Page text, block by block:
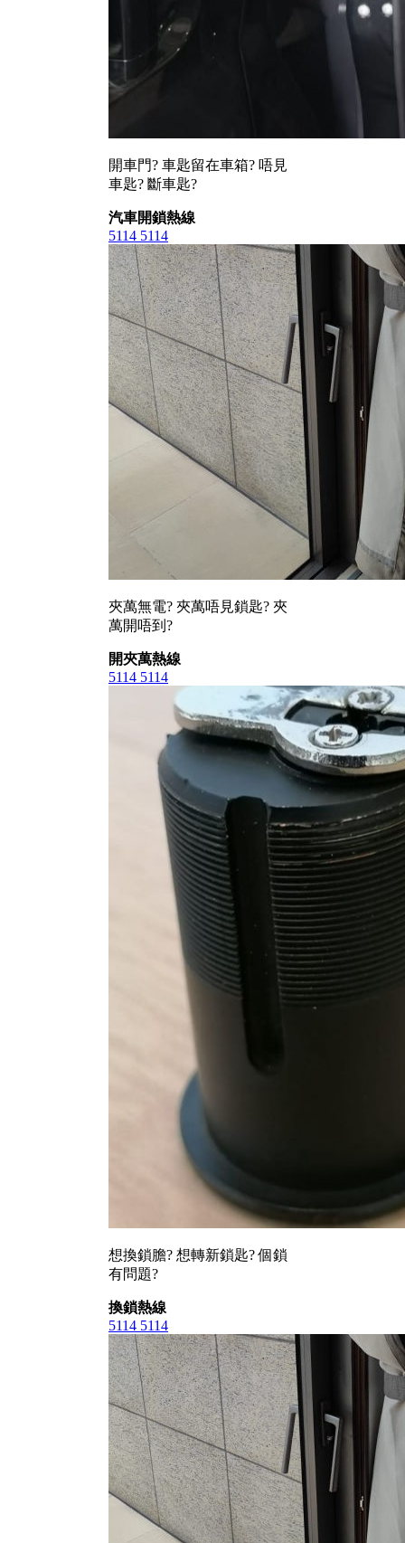
開車門? 車匙留在車箱? 唔見
車匙? 斷車匙?
汽車開鎖熱線
5114 5114
夾萬無電? 夾萬唔見鎖匙? 夾
萬開唔到?
開夾萬熱線
5114 5114
想換鎖膽? 想轉新鎖匙? 個鎖
有問題?
換鎖熱線
5114 5114